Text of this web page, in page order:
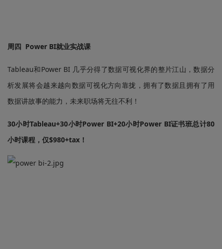
周四 Power BI就业实战课
Tableau和Power BI 几乎分得了数据可视化界的整片江山，数据分
析发展将会越来越向数据可视化方向靠拢，拥有了数据且拥有了用
数据讲故事的能力，未来职场将无往不利！
30小时Tableau+30小时Power BI+20小时Power BI证书班总计80
小时课程，仅$980+tax！